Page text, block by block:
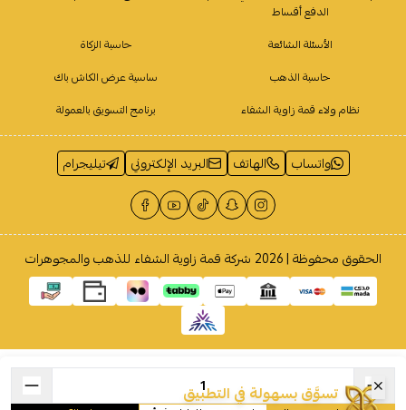
الدفع أقساط
الأسئلة الشائعة
حاسبة الزكاة
حاسبة الذهب
ساسية عرض الكاش باك
نظام ولاء قمة زاوية الشفاء
برنامج التسويق بالعمولة
واتساب الهاتف البريد الإلكتروني تيليجرام
الحقوق محفوظة | 2026 شركة قمة زاوية الشفاء للذهب والمجوهرات
تسوَّق بسهولة في التطبيق